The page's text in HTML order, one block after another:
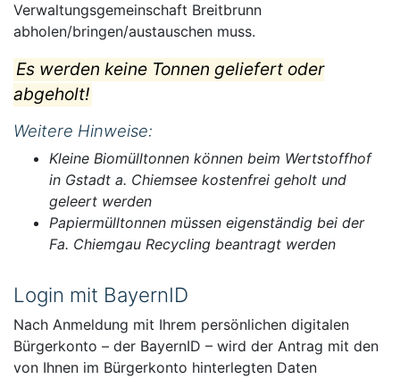
Verwaltungsgemeinschaft Breitbrunn
abholen/bringen/austauschen muss.
Es werden keine Tonnen geliefert oder
abgeholt!
Weitere Hinweise:
Kleine Biomülltonnen können beim Wertstoffhof
in Gstadt a. Chiemsee kostenfrei geholt und
geleert werden
Papiermülltonnen müssen eigenständig bei der
Fa. Chiemgau Recycling beantragt werden
Login mit BayernID
Nach Anmeldung mit Ihrem persönlichen digitalen
Bürgerkonto – der BayernID – wird der Antrag mit den
von Ihnen im Bürgerkonto hinterlegten Daten